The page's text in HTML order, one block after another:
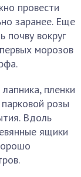
провести
заранее. Еще
почву вокруг
морозов
пленки
розы
Вдоль
ящики